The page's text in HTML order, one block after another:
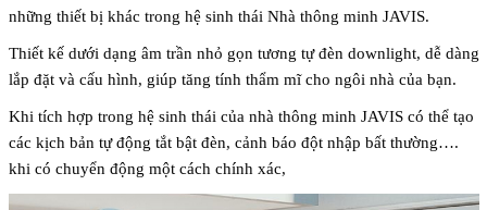
những thiết bị khác trong hệ sinh thái Nhà thông minh JAVIS.
Thiết kế dưới dạng âm trần nhỏ gọn tương tự đèn downlight, dễ dàng
lắp đặt và cấu hình, giúp tăng tính thẩm mĩ cho ngôi nhà của bạn.
Khi tích hợp trong hệ sinh thái của nhà thông minh JAVIS có thể tạo
các kịch bản tự động tắt bật đèn, cảnh báo đột nhập bất thường….
khi có chuyển động một cách chính xác,